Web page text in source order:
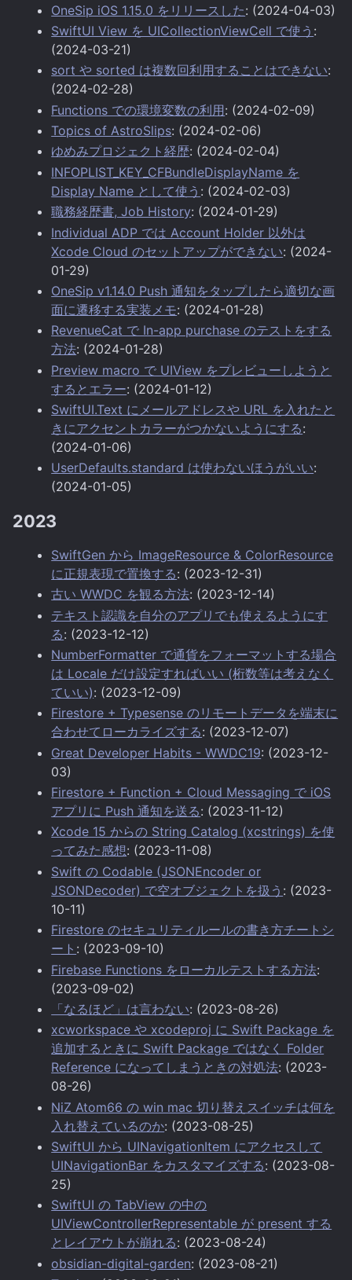
OneSip iOS 1.15.0 をリリースした: (2024-04-03)
SwiftUI View を UICollectionViewCell で使う :
(2024-03-21)
sort や sorted は複数回利用することはできない:
(2024-02-28)
Functions での環境変数の利用: (2024-02-09)
Topics of AstroSlips: (2024-02-06)
ゆめみプロジェクト経歴: (2024-02-04)
INFOPLIST_KEY_CFBundleDisplayName を
Display Name として使う : (2024-02-03)
職務経歴書, Job History: (2024-01-29)
Individual ADP では Account Holder 以外は
Xcode Cloud のセットアップができない: (2024-
01-29)
OneSip v1.14.0 Push 通知をタップしたら適切な画
面に遷移する実装メモ: (2024-01-28)
RevenueCat で In-app purchase のテストをする
方法: (2024-01-28)
Preview macro で UIView をプレビューしようと
するとエラー: (2024-01-12)
SwiftUI.Text にメールアドレスや URL を入れたと
きにアクセントカラーがつかないようにする:
(2024-01-06)
UserDefaults.standard は使わないほうがいい:
(2024-01-05)
2023
SwiftGen から ImageResource & ColorResource
に正規表現で置換する: (2023-12-31)
古い WWDC を観る方法: (2023-12-14)
テキスト認識を自分のアプリでも使えるようにす
る: (2023-12-12)
NumberFormatter で通貨をフォーマットする場合
は Locale だけ設定すればいい (桁数等は考えなく
ていい): (2023-12-09)
Firestore + Typesense のリモートデータを端末に
合わせてローカライズする: (2023-12-07)
Great Developer Habits - WWDC19: (2023-12-
03)
Firestore + Function + Cloud Messaging で iOS
アプリに Push 通知を送る: (2023-11-12)
Xcode 15 からの String Catalog (xcstrings) を使
ってみた感想: (2023-11-08)
Swift の Codable (JSONEncoder or
JSONDecoder) で空オブジェクトを扱う : (2023-
10-11)
Firestore のセキュリティルールの書き方チートシ
ート : (2023-09-10)
Firebase Functions をローカルテストする方法:
(2023-09-02)
「なるほど」は言わない: (2023-08-26)
xcworkspace や xcodeproj に Swift Package を
追加するときに Swift Package ではなく Folder
Reference になってしまうときの対処法: (2023-
08-26)
NiZ Atom66 の win mac 切り替えスイッチは何を
入れ替えているのか: (2023-08-25)
SwiftUI から UINavigationItem にアクセスして
UINavigationBar をカスタマイズする: (2023-08-
25)
SwiftUI の TabView の中の
UIViewControllerRepresentable が present する
とレイアウトが崩れる: (2023-08-24)
obsidian-digital-garden: (2023-08-21)